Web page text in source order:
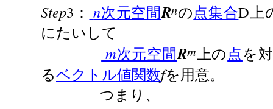
Step3 ： n次元空間Rnの点集合D
にたいして
m次元空間Rm上の 点を
るベクトル値関数fを用意。
つまり、